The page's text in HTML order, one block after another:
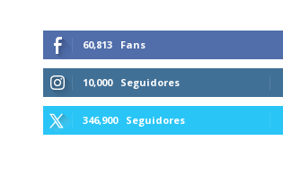
60,813 Fans
10,000 Seguidores
346,900 Seguidores